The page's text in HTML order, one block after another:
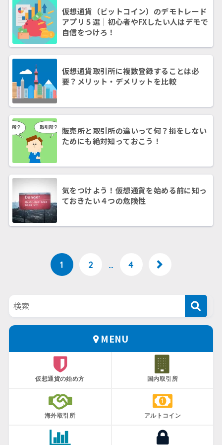
仮想通貨（ビットコイン）のデモトレード
アプリ５選｜初心者やFXしたい人はデモで
自信をつけろ！
仮想通貨取引所に複数登録することは必
要？メリット・デメリットを比較
販売所と取引所の違いって何？損をしない
ためにも絶対知っておこう！
気をつけよう！仮想通貨を始める前に知っ
ておきたい４つの危険性
1 2 … 4
MENU
仮想通貨の始め方 国内取引所
海外取引所 アルトコイン